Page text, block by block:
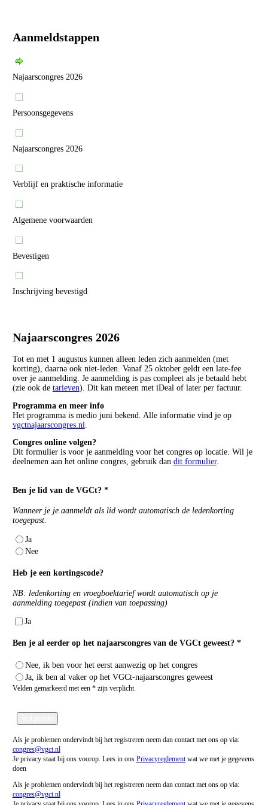
Aanmeldstappen
Najaarscongres 2026
Persoonsgegevens
Najaarscongres 2026
Verblijf en praktische informatie
Algemene voorwaarden
Bevestigen
Inschrijving bevestigd
Najaarscongres 2026
Tot en met 1 augustus kunnen alleen leden zich aanmelden (met
korting), daarna ook niet-leden. Vanaf 25 oktober geldt een late-fee
over je aanmelding. Je aanmelding is pas compleet als je betaald hebt
(zie ook de tarieven). Dit kan meteen met iDeal of later per factuur.
Programma en meer info
Het programma is medio juni bekend. Alle informatie vind je op
vgctnajaarscongres.nl
Congres online volgen?
Dit formulier is voor je aanmelding voor het congres op locatie. Wil je
deelnemen aan het online congres, gebruik dan dit formulier.
Ben je lid van de VGCt? *
Wanneer je je aanmeldt als lid wordt automatisch de ledenkorting
toegepast.
Ja
Nee
Heb je een kortingscode?
NB: ledenkorting en vroegboektarief wordt automatisch op je
aanmelding toegepast (indien van toepassing)
Ja
Ben je al eerder op het najaarscongres van de VGCt geweest? *
Nee, ik ben voor het eerst aanwezig op het congres
Ja, ik ben al vaker op het VGCt-najaarscongres geweest
Velden gemarkeerd met een * zijn verplicht.
Als je problemen ondervindt bij het registreren neem dan contact met ons op via:
congres@vgct.nl
Je privacy staat bij ons voorop. Lees in ons Privacyreglementwat we met je gegevens
doen
Als je problemen ondervindt bij het registreren neem dan contact met ons op via:
congres@vgct.nl